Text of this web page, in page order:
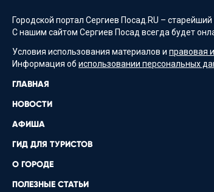
Городской портал Сергиев Посад.RU –
С нашим сайтом Сергиев Посад всегда будет
Условия использования материалов и правовая
Информация об использовании персональных
ГЛАВНАЯ
НОВОСТИ
АФИША
ГИД ДЛЯ ТУРИСТОВ
О ГОРОДЕ
ПОЛЕЗНЫЕ СТАТЬИ